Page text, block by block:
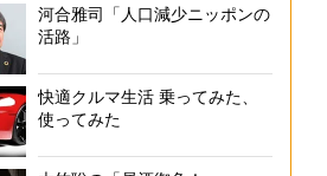
河合雅司「人口減少ニッポンの
活路」
快適クルマ生活 乗ってみた、
使ってみた